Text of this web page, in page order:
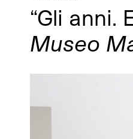
“Gli anni.
Museo